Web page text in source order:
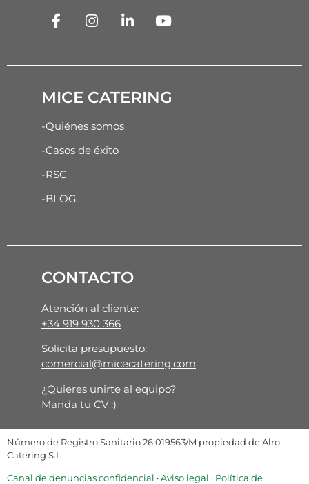
MICE CATERING
-Quiénes somos
-Casos de éxito
-RSC
-BLOG
CONTACTO
Atención al cliente:
+34 919 930 366
Solicita presupuesto:
comercial@micecatering.com
¿Quieres unirte al equipo?
Manda tu CV :)
Número de Registro Sanitario 26.019563/M propiedad de Alro
Catering S.L
Canal de denuncias confidencial ·Aviso legal · Política de